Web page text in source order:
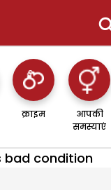
क्राइम
आपकी
समस्याएं
bad condition